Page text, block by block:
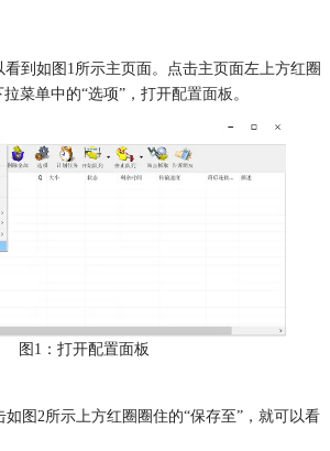
到如图1所示主页面。点击主页面左上方红圈
菜单中的“选项”，打开配置面板 。
图1：打开配置面板
图2所示上方红圈圈住的“保存至”，就可以看